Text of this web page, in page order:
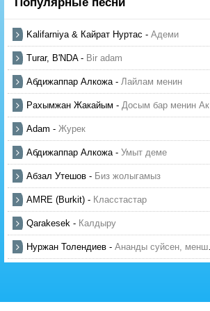
Kalifarniya & Кайрат Нуртас - Адеми
Turar, B'NDA- Bir adam
Абдижаппар Алкожа- Лайлам менин
Рахымжан Жакайым - Досым бар менин Актауда
Adam - Журек
Абдижаппар Алкожа- Умыт деме
Абзал Утешов - Биз жолыгамыз
AMRE (Burkit) - Класстастар
Qarakesek - Калдыру
Нуржан Толендиев - Ананды суйсен, менше суй